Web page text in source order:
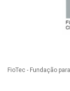
FioTec - Fundação